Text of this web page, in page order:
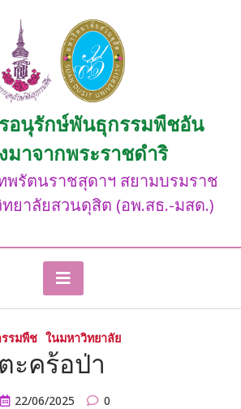
อนุรักษ์พันธุกรรมพืชอัน
มาจากพระราชดำริ
พรัตนราชสุดาฯ สยามบรมราช
ยาลัยสวนดุสิต (อพ.สธ.-มสด.)
รมพืช ในมหาวิทยาลัย
ตะคร้อป่า
22/06/2025 0